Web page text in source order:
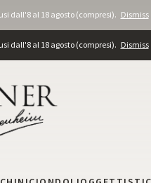
dall'8 al 18 agosto (compresi). Dismiss
dall'8 al 18 agosto (compresi). Dismiss